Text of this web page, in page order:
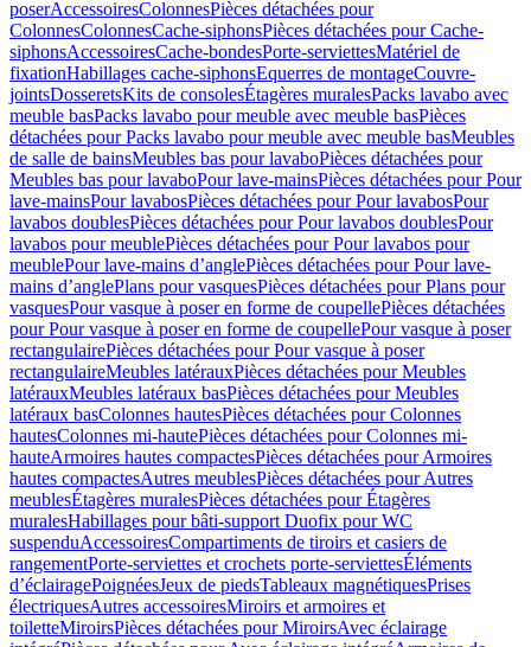
poserAccessoiresColonnesPièces détachées pour
ColonnesColonnesCache-siphonsPièces détachées pour Cache-
siphonsAccessoiresCache-bondesPorte-serviettesMatériel de
fixationHabillages cache-siphonsEquerres de montageCouvre-
jointsDosseretsKits de consolesÉtagères muralesPacks lavabo avec
meuble basPacks lavabo pour meuble avec meuble basPièces
détachées pour Packs lavabo pour meuble avec meuble basMeubles
de salle de bainsMeubles bas pour lavaboPièces détachées pour
Meubles bas pour lavaboPour lave-mainsPièces détachées pour Pour
lave-mainsPour lavabosPièces détachées pour Pour lavabosPour
lavabos doublesPièces détachées pour Pour lavabos doublesPour
lavabos pour meublePièces détachées pour Pour lavabos pour
meublePour lave-mains d’anglePièces détachées pour Pour lave-
mains d’anglePlans pour vasquesPièces détachées pour Plans pour
vasquesPour vasque à poser en forme de coupellePièces détachées
pour Pour vasque à poser en forme de coupellePour vasque à poser
rectangulairePièces détachées pour Pour vasque à poser
rectangulaireMeubles latérauxPièces détachées pour Meubles
latérauxMeubles latéraux basPièces détachées pour Meubles
latéraux basColonnes hautesPièces détachées pour Colonnes
hautesColonnes mi-hautePièces détachées pour Colonnes mi-
hauteArmoires hautes compactesPièces détachées pour Armoires
hautes compactesAutres meublesPièces détachées pour Autres
meublesÉtagères muralesPièces détachées pour Étagères
muralesHabillages pour bâti-support Duofix pour WC
suspenduAccessoiresCompartiments de tiroirs et casiers de
rangementPorte-serviettes et crochets porte-serviettesÉléments
d’éclairagePoignéesJeux de piedsTableaux magnétiquesPrises
électriquesAutres accessoiresMiroirs et armoires et
toiletteMiroirsPièces détachées pour MiroirsAvec éclairage